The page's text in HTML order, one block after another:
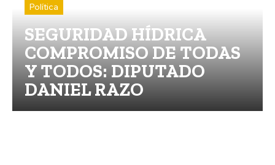
Política
SEGURIDAD HÍDRICA
COMPROMISO DE TODAS
Y TODOS: DIPUTADO
DANIEL RAZO